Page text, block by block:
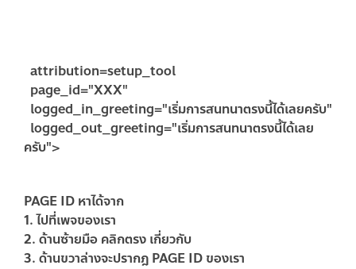
attribution=setup_tool
page_id="XXX"
logged_in_greeting="เริ่มการสนทนาตรงนี้ได้เลยครับ"
logged_out_greeting="เริ่มการสนทนาตรงนี้ได้เลย
ครับ">
PAGE ID หาได้จาก
1. ไปที่เพจของเรา
2. ด้านซ้ายมือ คลิกตรง เกี่ยวกับ
3. ด้านขวาล่างจะปรากฎ PAGE ID ของเรา